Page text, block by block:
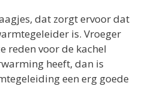
dat zorgt ervoor dat
is. Vroeger
reden voor de kachel
heeft, dan is
een erg goede